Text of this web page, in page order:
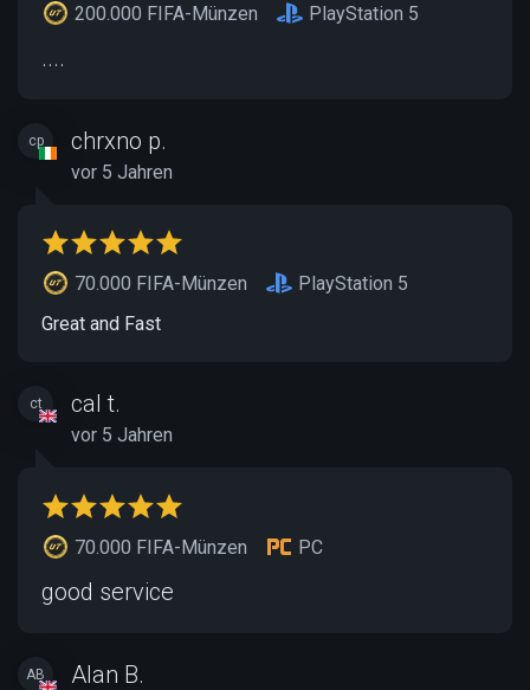
200.000 FIFA-Münzen PlayStation 5
....
cp chrxno p.
vor 5 Jahren
70.000 FIFA-Münzen
PlayStation 5
Great and Fast
ct cal t.
vor 5 Jahren
70.000 FIFA-Münzen PC
good service
AB Alan B.